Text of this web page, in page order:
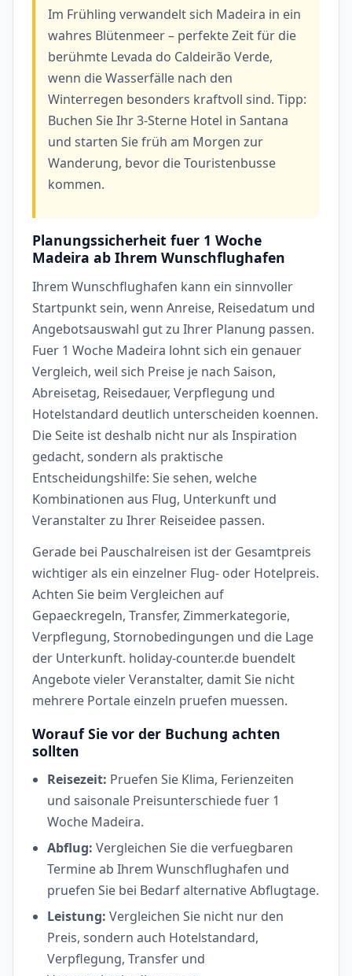
Im Frühling verwandelt sich Madeira in ein
wahres Blütenmeer – perfekte Zeit für die
berühmte Levada do Caldeirão Verde,
wenn die Wasserfälle nach den
Winterregen besonders kraftvoll sind. Tipp:
Buchen Sie Ihr 3-Sterne Hotel in Santana
und starten Sie früh am Morgen zur
Wanderung, bevor die Touristenbusse
kommen.
Planungssicherheit fuer 1 Woche
Madeira ab Ihrem Wunschflughafen
Ihrem Wunschflughafen kann ein sinnvoller
Startpunkt sein, wenn Anreise, Reisedatum und
Angebotsauswahl gut zu Ihrer Planung passen.
Fuer 1 Woche Madeira lohnt sich ein genauer
Vergleich, weil sich Preise je nach Saison,
Abreisetag, Reisedauer, Verpflegung und
Hotelstandard deutlich unterscheiden koennen.
Die Seite ist deshalb nicht nur als Inspiration
gedacht, sondern als praktische
Entscheidungshilfe: Sie sehen, welche
Kombinationen aus Flug, Unterkunft und
Veranstalter zu Ihrer Reiseidee passen.
Gerade bei Pauschalreisen ist der Gesamtpreis
wichtiger als ein einzelner Flug- oder Hotelpreis.
Achten Sie beim Vergleichen auf
Gepaeckregeln, Transfer, Zimmerkategorie,
Verpflegung, Stornobedingungen und die Lage
der Unterkunft. holiday-counter.de buendelt
Angebote vieler Veranstalter, damit Sie nicht
mehrere Portale einzeln pruefen muessen.
Worauf Sie vor der Buchung achten
sollten
Reisezeit: Pruefen Sie Klima, Ferienzeiten
und saisonale Preisunterschiede fuer 1
Woche Madeira.
Abflug: Vergleichen Sie die verfuegbaren
Termine ab Ihrem Wunschflughafen und
pruefen Sie bei Bedarf alternative Abflugtage.
Leistung: Vergleichen Sie nicht nur den
Preis, sondern auch Hotelstandard,
Verpflegung, Transfer und